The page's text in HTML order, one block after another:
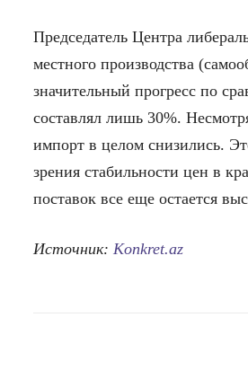
Председатель Центра
местного производства
значительный прогресс по
составлял лишь 30%.
импорт в целом снизились.
зрения стабильности цен в
поставок все еще остается
Источник: Konkret.az